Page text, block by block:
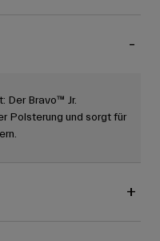
Der Bravo™ Jr.
Polsterung und sorgt für